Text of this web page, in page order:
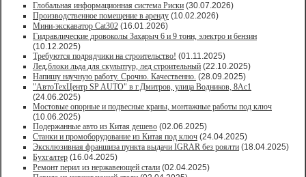
Глобальная информационная система Риски (30.07.2026)
Производственное помещение в аренду (10.02.2026)
Мини-экскаватор Cat302 (16.01.2026)
Гидравлические дровоколы Захарыч 6 и 9 тонн, электро и бензин
(10.12.2025)
Требуются подрядчики на строительство! (01.11.2025)
Лед,блоки льда для скульптур, лед строительный (22.10.2025)
Напишу научную работу. Срочно. Качественно. (28.09.2025)
"АвтоТехЦентр SP AUTO" в г.Дмитров, улица Водников, 8Ас1
(24.06.2025)
Мостовые опорные и подвесные краны, монтажные работы под ключ
(10.06.2025)
Подержанные авто из Китая дешево (02.06.2025)
Станки и промоборудование из Китая под ключ (24.04.2025)
Эксклюзивная франшиза пункта выдачи IGRAR без роялти (18.04.2025)
Бухгалтер (16.04.2025)
Ремонт перил из нержавеющей стали (02.04.2025)